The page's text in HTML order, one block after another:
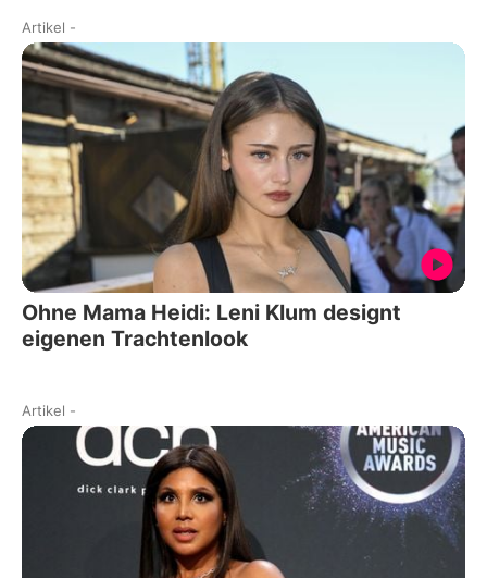
Artikel -
Ohne Mama Heidi: Leni Klum designt
eigenen Trachtenlook
Artikel -